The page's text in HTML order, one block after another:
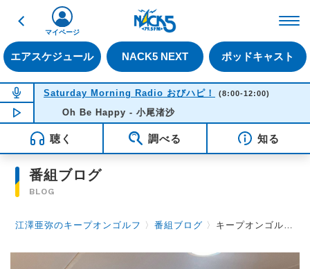
戻る
エアスケジュール NACK5 NEXT ポッドキャスト
マイページ
NOW ON AIR
Saturday Morning Radio おびハピ！ (8:00-12:00)
NOW PLAYING11:31
Oh Be Happy - 小尾渚沙
聴く 調べる 知る
番組ブログ
BLOG
江澤亜弥のキープオンゴルフ 〉番組ブログ 〉 キープオンゴルフ第59回